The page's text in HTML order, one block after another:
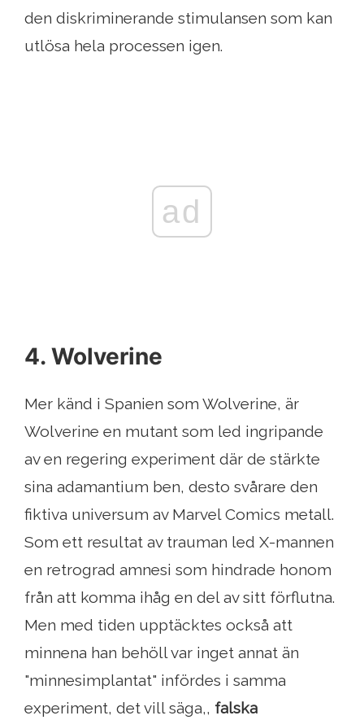
den diskriminerande stimulansen som kan
utlösa hela processen igen.
ad
4. Wolverine
Mer känd i Spanien som Wolverine, är
Wolverine en mutant som led ingripande
av en regering experiment där de stärkte
sina adamantium ben, desto svårare den
fiktiva universum av Marvel Comics metall.
Som ett resultat av trauman led X-mannen
en retrograd amnesi som hindrade honom
från att komma ihåg en del av sitt förflutna.
Men med tiden upptäcktes också att
minnena han behöll var inget annat än
"minnesimplantat" infördes i samma
experiment, det vill säga,, falska